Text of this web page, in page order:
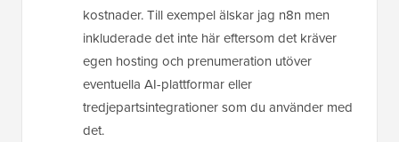
kostnader. Till exempel älskar jag n8n men
inkluderade det inte här eftersom det kräver
egen hosting och prenumeration utöver
eventuella AI-plattformar eller
tredjepartsintegrationer som du använder med
det.